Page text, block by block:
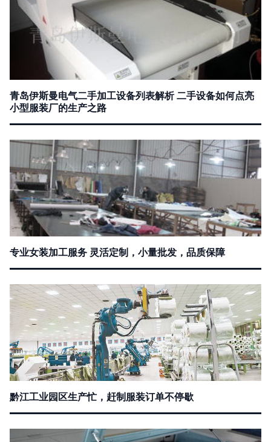
青岛伊斯曼电气二手加工设备列表解析 二手设备如何点亮
小型服装厂的生产之路
专业女装加工服务 灵活定制，小量批发，品质保障
黔江工业园区生产忙，赶制服装订单不停歇